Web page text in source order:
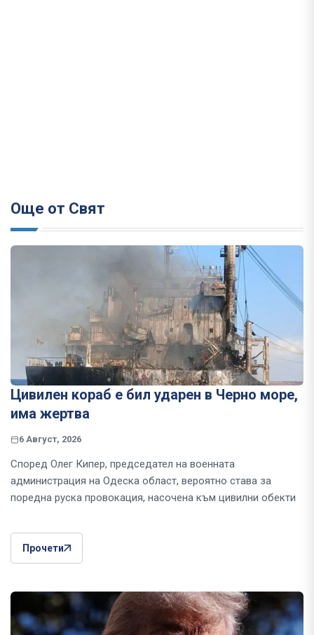
Още от Свят
Цивилен кораб е бил ударен в Черно море,
има жертва
6 Август, 2026
Според Олег Кипер, председател на военната
администрация на Одеска област, вероятно става за
поредна руска провокация, насочена към цивилни обекти
Прочети